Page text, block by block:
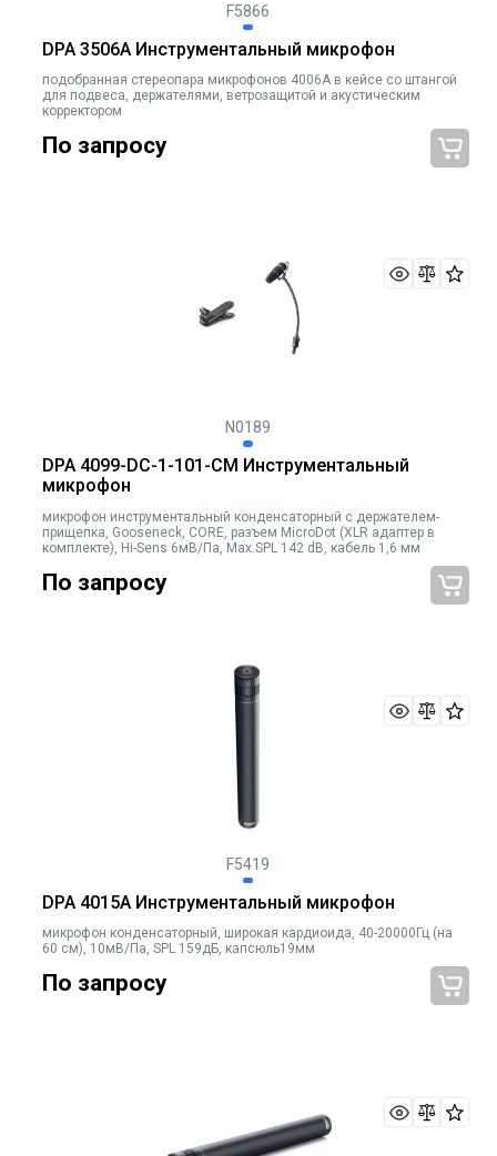
F5866
DPA 3506A Инструментальный микрофон
подобранная стереопара микрофонов 4006А в кейсе со штангой
для подвеса, держателями, ветрозащитой и акустическим
корректором
По запросу
N0189
DPA 4099-DC-1-101-CM Инструментальный
микрофон
микрофон инструментальный конденсаторный с держателем-
прищепка, Gooseneck, CORE, разъем MicroDot (XLR адаптер в
комплекте), Hi-Sens 6мВ/Па, Max.SPL 142 dB, кабель 1,6 мм
По запросу
F5419
DPA 4015A Инструментальный микрофон
микрофон конденсаторный, широкая кардиоида, 40-20000Гц (на
60 см), 10мВ/Па, SPL 159дБ, капсюль19мм
По запросу